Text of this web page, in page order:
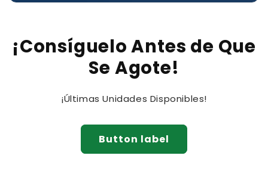
¡Consíguelo Antes de Que
Se Agote!
¡Últimas Unidades Disponibles!
Button label